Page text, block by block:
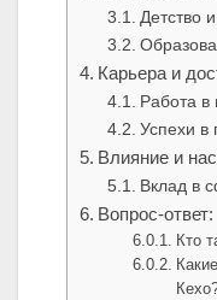
Детство
Карьера и
Работа в
Успехи в
Влияние и
Вклад в
Вопрос-ответ:
Кто